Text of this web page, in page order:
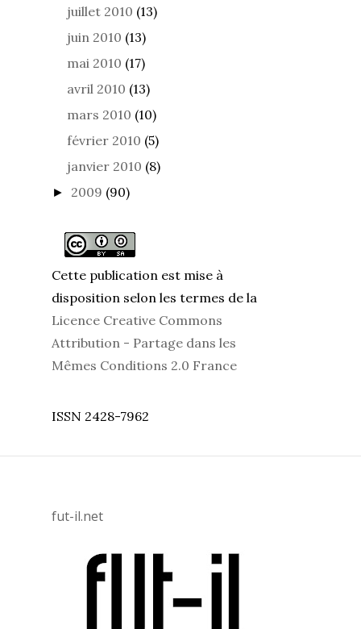
juillet 2010 (13)
juin 2010 (13)
mai 2010 (17)
avril 2010 (13)
mars 2010 (10)
février 2010 (5)
janvier 2010 (8)
► 2009 (90)
Cette publication est mise à
disposition selon les termes de la
Licence Creative Commons
Attribution - Partage dans les
Mêmes Conditions 2.0 France
ISSN 2428-7962
fut-il.net